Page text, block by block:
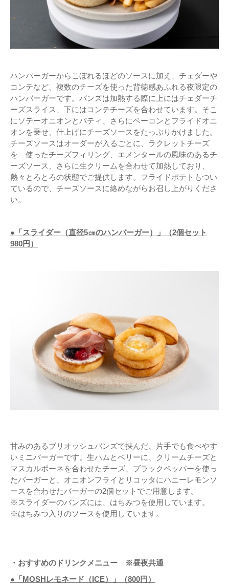
ハンバーガーからこぼれるほどのソースに加え、チェダーや
コンテなど、複数のチーズを使った背徳感あふれる夜限定の
ハンバーガーです。バンズは加熱する際に上にはチェダーチ
ーズスライス、下にはコンテチーズを合わせています。そこ
にソテーオニオンとパティ、さらにベーコンとフライドオニ
オンを乗せ、仕上げにチーズソースをたっぷりかけました。
チーズソースはオーダーが入るごとに、ラクレットチーズ
を 使ったチーズフィリング、エメンタールの風味のあるチ
ーズソース、さらに生クリームを合わせて加熱しており、
熱々とろとろの状態でご提供します。フライドポテトもつい
ているので、チーズソースに絡めながらお召し上がりくださ
い。
●「スライダー（直径5㎝のハンバーガー）」（2個セット
980円）
甘みのあるブリオッシュバンズで挟んだ、片手でも食べやす
いミニバーガーです。生ハムとベリーに、クリームチーズと
マスカルポーネを合わせたチーズ、ブラックペッパーを使っ
たバーガーと、オニオンフライとリコッタにハニーレモンソ
ースを合わせたバーガーの2個セットでご用意します。
※スライダーのバンズには、はちみつを使用しています。
※はちみつ入りのソースを使用しています。
・おすすめのドリンクメニュー ※昼夜共通
●「MOSHレモネード（ICE）」（800円）